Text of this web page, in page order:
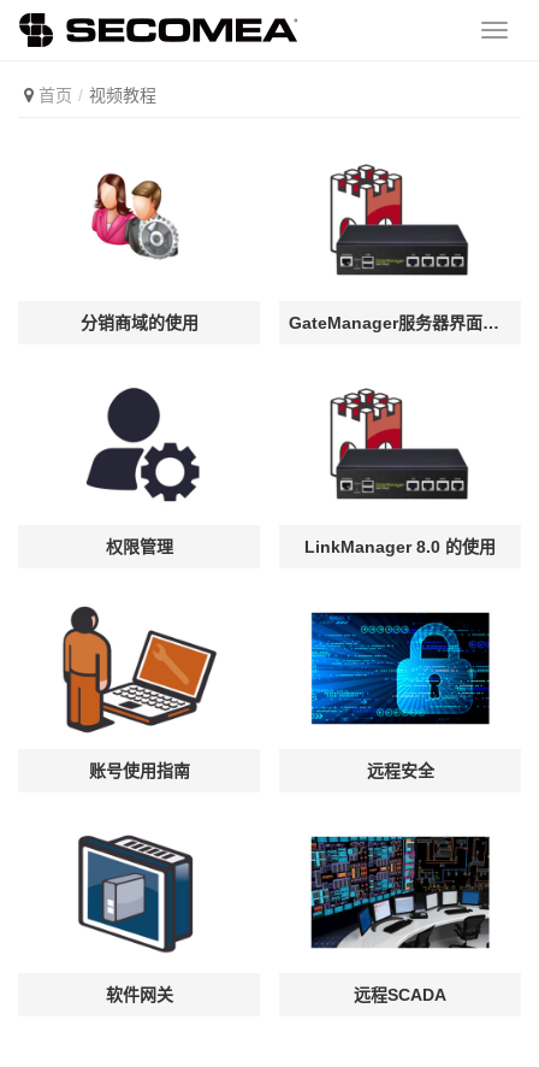
首页 视频教程
分销商域的使用 GateManager服务器界面介绍
权限管理 LinkManager 8.0 的使用
账号使用指南 远程安全
软件网关 远程SCADA